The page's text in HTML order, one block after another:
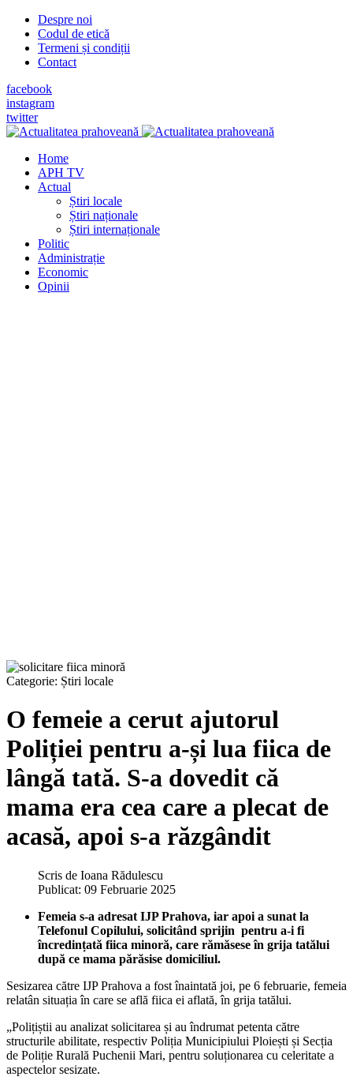
Despre noi
Codul de etică
Termeni și condiții
Contact
facebook
instagram
twitter
Home
APH TV
Actual
Știri locale
Știri naționale
Știri internaționale
Politic
Administrație
Economic
Opinii
Categorie: Știri locale
O femeie a cerut ajutorul
Poliției pentru a-și lua fiica de
lângă tată. S-a dovedit că
mama era cea care a plecat de
acasă, apoi s-a răzgândit
Scris de Ioana Rădulescu
Publicat: 09 Februarie 2025
Femeia s-a adresat IJP Prahova, iar apoi a sunat la
Telefonul Copilului, solicitând sprijin pentru a-i fi
încredințată fiica minoră, care rămăsese în grija tatălui
după ce mama părăsise domiciliul.
Sesizarea către IJP Prahova a fost înaintată joi, pe 6 februarie, femeia
relatân situația în care se află fiica ei aflată, în grija tatălui.
„Polițiștii au analizat solicitarea și au îndrumat petenta către
structurile abilitate, respectiv Poliția Municipiului Ploiești și Secția
de Poliție Rurală Puchenii Mari, pentru soluționarea cu celeritate a
aspectelor sesizate.